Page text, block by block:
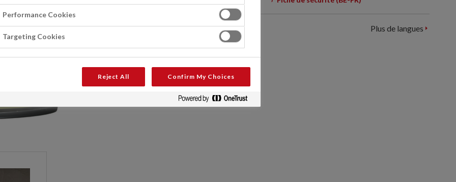
Plus de langues
Performance Cookies
Targeting Cookies
Reject All Confirm My Choices